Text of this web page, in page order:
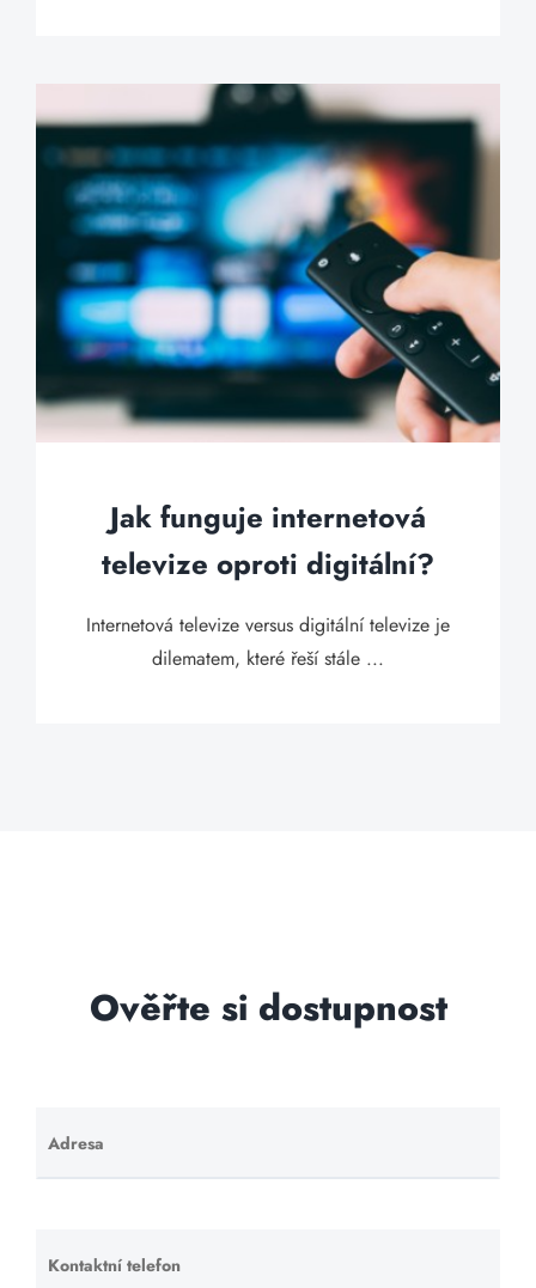
Jak funguje internetová
televize oproti digitální?
Internetová televize versus digitální televize je
dilematem, které řeší stále ...
Ověřte si dostupnost
Adresa
Ponechte
toto pole
Kontaktní telefon
Ponechte